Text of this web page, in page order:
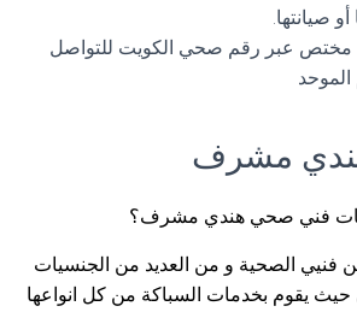
صيانتها.
مختص عبر رقم صحي الكويت للتواصل
مشرف
فني صحي هندي مشرف؟
فنيي الصحية و من العديد من الجنسيات
حيث يقوم بخدمات السباكة من كل انواعها